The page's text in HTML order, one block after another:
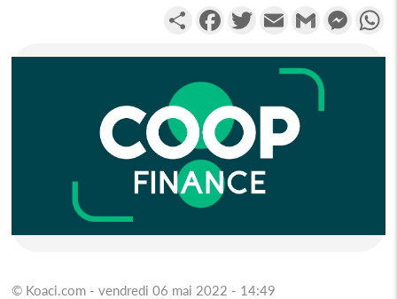
PartagerFacebookTwitterEmail Gmail
© Koaci.com - vendredi 06 mai 2022 - 14:49